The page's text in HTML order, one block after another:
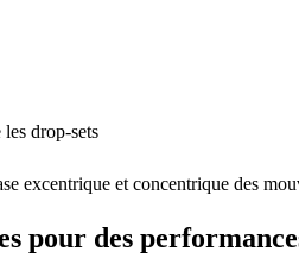
drop-sets
excentrique et concentrique des
pour des